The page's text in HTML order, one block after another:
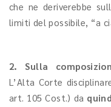
che ne deriverebbe
limiti del possibile, “a
2. Sulla
L’Alta Corte
art. 105 Cost.) da